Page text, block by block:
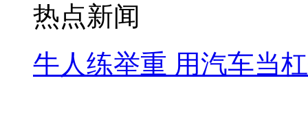
热点新闻
牛人练举重 用汽车当